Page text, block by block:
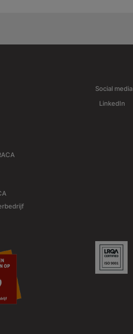
Social media
LinkedIn